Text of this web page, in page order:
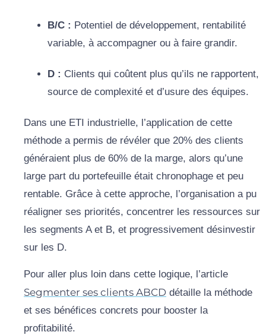
B/C : Potentiel de développement, rentabilité
variable, à accompagner ou à faire grandir.
D : Clients qui coûtent plus qu’ils ne rapportent,
source de complexité et d’usure des équipes.
Dans une ETI industrielle, l’application de cette
méthode a permis de révéler que 20% des clients
généraient plus de 60% de la marge, alors qu’une
large part du portefeuille était chronophage et peu
rentable. Grâce à cette approche, l’organisation a pu
réaligner ses priorités, concentrer les ressources sur
les segments A et B, et progressivement désinvestir
sur les D.
Pour aller plus loin dans cette logique, l’article
Segmenter ses clients ABCD détaille la méthode
et ses bénéfices concrets pour booster la
profitabilité.